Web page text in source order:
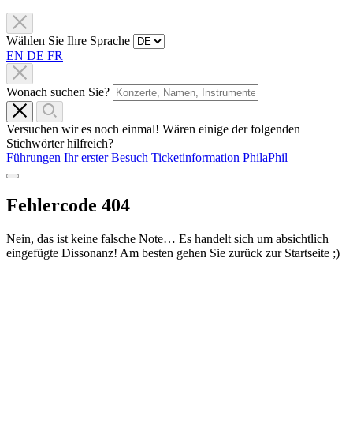
Wählen Sie Ihre Sprache
EN DE FR
Wonach suchen Sie?
Versuchen wir es noch einmal! Wären einige der folgenden
Stichwörter hilfreich?
Führungen Ihr erster Besuch Ticketinformation PhilaPhil
Fehlercode 404
Nein, das ist keine falsche Note… Es handelt sich um absichtlich
eingefügte Dissonanz! Am besten gehen Sie zurück zur Startseite ;)